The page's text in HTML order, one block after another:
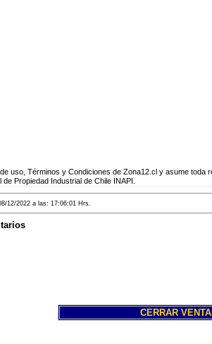
uso, Términos y Condiciones de Zona12.cl y asume toda
Propiedad Industrial de Chile INAPI.
12/2022 a las: 17:06:01 Hrs.
CERRAR